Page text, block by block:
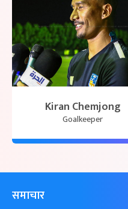
Kiran Chemjong
Goalkeeper
समाचार